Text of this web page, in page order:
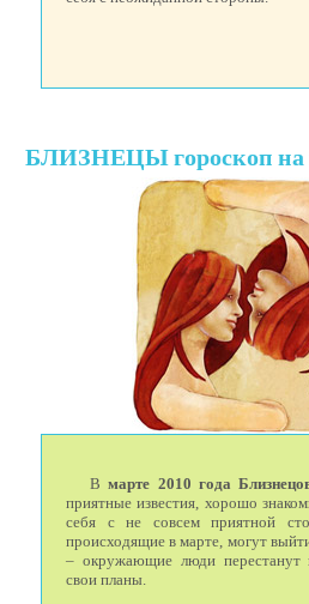
БЛИЗНЕЦЫ гороскоп на
Вмарте 2010 года
приятные известия, хорошо
себя с не совсем приятной
происходящие в марте, могут
– окружающие люди перестанут
свои планы.